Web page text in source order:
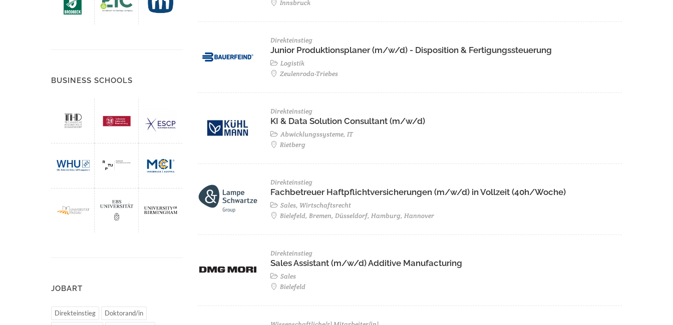
BUSINESS SCHOOLS
JOBART
Direkteinstieg
Doktorand/in
Innsbruck
Direkteinstieg
Junior Produktionsplaner (m/w/d) - Disposition & Fertigungssteuerung
Logistik
Zeulenroda-Triebes
Direkteinstieg
KI & Data Solution Consultant (m/w/d)
Abwicklungssysteme, IT
Rietberg
Direkteinstieg
Fachbetreuer Haftpflichtversicherungen (m/w/d) in Vollzeit (40h/Woche)
Sales, Wirtschaftsrecht
Bielefeld, Bremen, Düsseldorf, Hamburg, Hannover
Direkteinstieg
Sales Assistant (m/w/d) Additive Manufacturing
Sales
Bielefeld